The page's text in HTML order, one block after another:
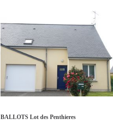
BALLOTS Lot des Penthieres